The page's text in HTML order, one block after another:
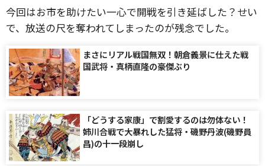
今回はお市を助けたい一心で開戦を引き延ばした？せい
で、放送の尺を奪われてしまったのが残念でした。
まさにリアル戦国無双！朝倉義景に仕えた戦
国武将・真柄直隆の豪傑ぶり
「どうする家康」で割愛するのは勿体ない！
姉川合戦で大暴れした猛将・磯野丹波(磯野員
昌)の十一段崩し